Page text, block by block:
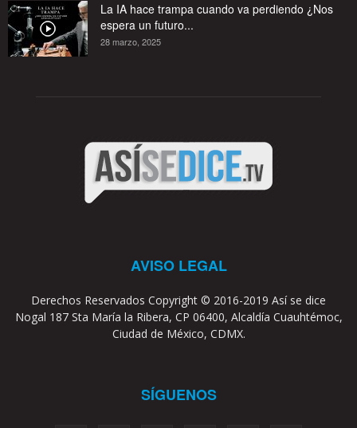
La IA hace trampa cuando va perdiendo ¿Nos
espera un futuro...
28 marzo, 2025
AVISO LEGAL
Derechos Reservados Copyright © 2016-2019 Así se dice
Nogal 187 Sta María la Ribera, CP 06400, Alcaldía Cuauhtémoc,
Ciudad de México, CDMX.
SÍGUENOS